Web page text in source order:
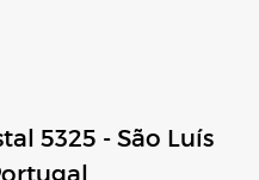
5325 - São Luís